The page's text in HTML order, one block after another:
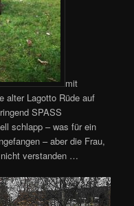
mit
alter Lagotto Rüde auf
SPASS
schlapp – was für ein
– aber die Frau,
verstanden …